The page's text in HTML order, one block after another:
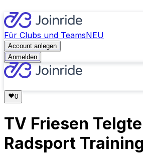
Für Clubs und TeamsNEU
Account anlegen
Anmelden
TV Friesen
Radsport Training